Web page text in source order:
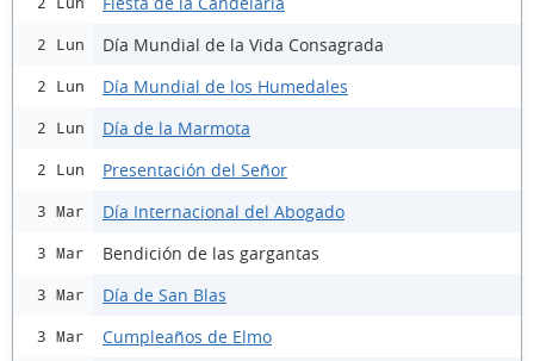
2 Lun Día Mundial de la Vida Consagrada
2 Lun Día Mundial de los Humedales
2 Lun Día de la Marmota
2 Lun Presentación del Señor
3 Mar Día Internacional del Abogado
3 Mar Bendición de las gargantas
3 Mar Día de San Blas
3 Mar Cumpleaños de Elmo